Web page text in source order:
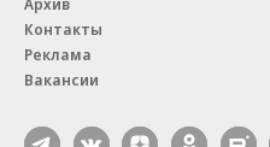
Контакты
Реклама
Вакансии